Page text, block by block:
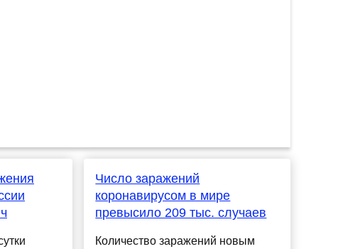
Число заражений
коронавирусом в мире
превысило 209 тыс. случаев
Количество заражений новым